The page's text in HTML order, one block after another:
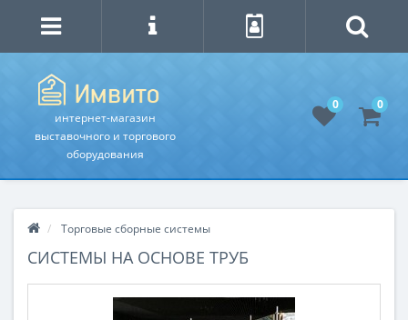
интернет-магазин
выставочного и торгового
оборудования
0 0
Торговые сборные системы
СИСТЕМЫ НА ОСНОВЕ ТРУБ